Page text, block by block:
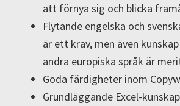
att förnya sig och blicka
Flytande engelska och
är ett krav, men även
andra europiska språk är
Goda färdigheter inom
Grundläggande Excel-